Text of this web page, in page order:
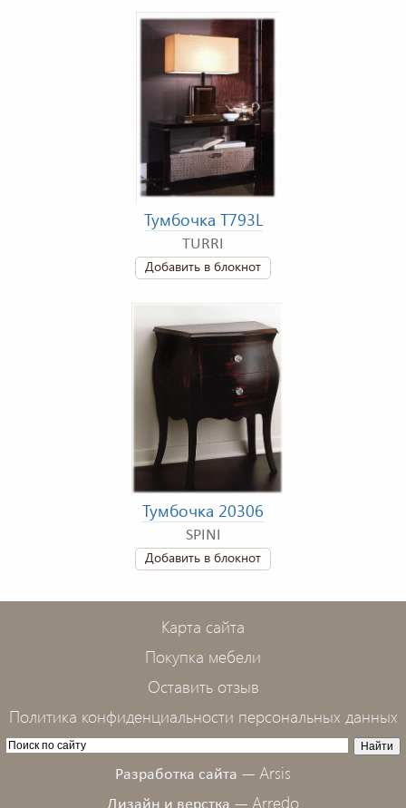
Тумбочка T793L
TURRI
Добавить в блокнот
Тумбочка 20306
SPINI
Добавить в блокнот
Карта сайта
Покупка мебели
Оставить отзыв
Политика конфиденциальности персональных данных
Разработка сайта — Arsis
Дизайн и верстка — Arredo